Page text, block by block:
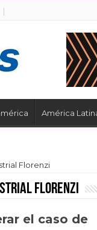
América
Florenzi
Florenzi
el caso de